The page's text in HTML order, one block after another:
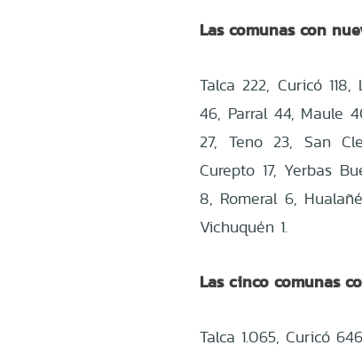
Las comunas con
Talca 222, Curicó
46, Parral 44, Maule
27, Teno 23, San
Curepto 17, Yerbas
8, Romeral 6,
Vichuquén 1.
Las cinco comunas
Talca 1.065, Curicó